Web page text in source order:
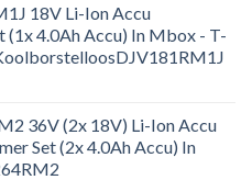
18V Li-Ion Accu
(1x 4.0Ah Accu) In Mbox - T-
36V (2x 18V) Li-Ion Accu
Set (2x 4.0Ah Accu) In